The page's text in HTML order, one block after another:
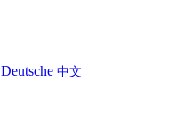
Deutsche 中文